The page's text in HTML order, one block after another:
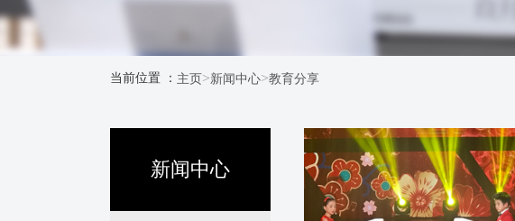
当前位置 ： 主页>新闻中心>教育分享
新闻中心